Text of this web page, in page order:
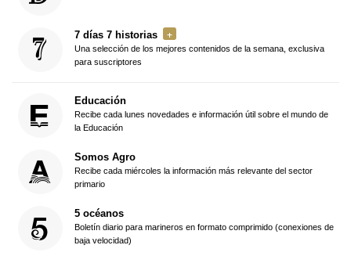
7 días 7 historias
Una selección de los mejores contenidos de la semana, exclusiva
para suscriptores
Educación
Recibe cada lunes novedades e información útil sobre el mundo de
la Educación
Somos Agro
Recibe cada miércoles la información más relevante del sector
primario
5 océanos
Boletín diario para marineros en formato comprimido (conexiones de
baja velocidad)